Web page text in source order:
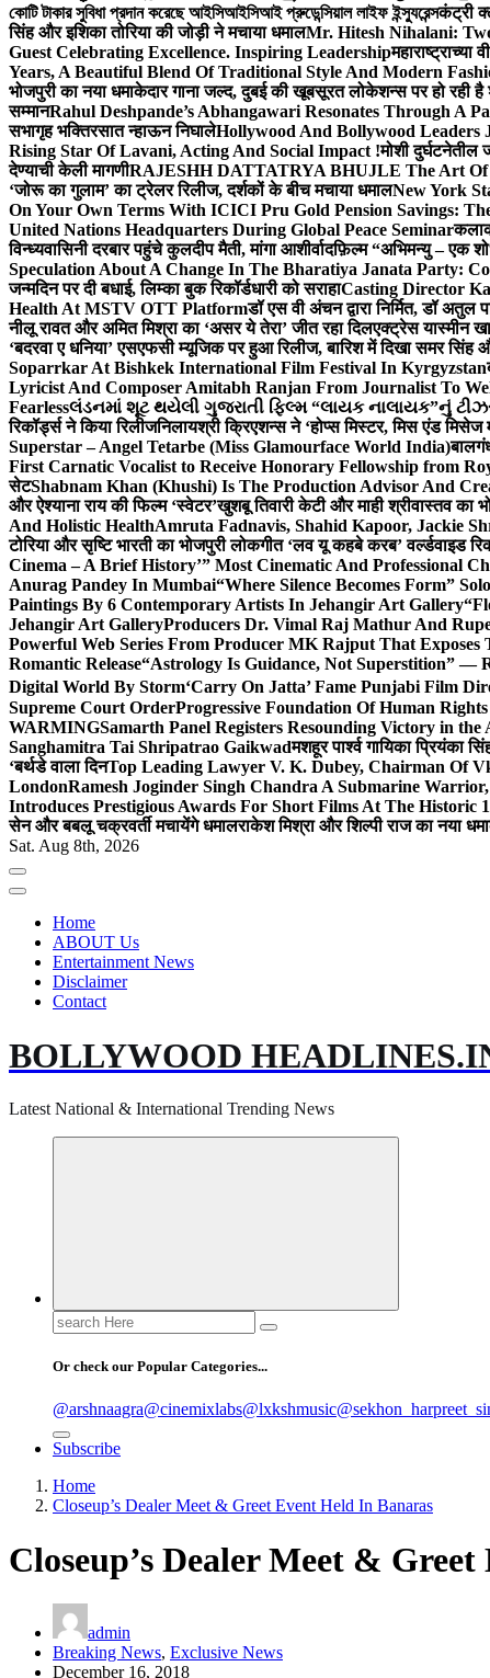
কোটি টাকার সুবিধা প্রদান করেছে আইসিআইসিআই প্রুডেন্সিয়াল লাইফ ইন্স্যুরেন্সकंट्री
सिंह और इशिका तोरिया की जोड़ी ने मचाया धमालMr. Hitesh Nihalani:
Guest Celebrating Excellence. Inspiring Leadership
Years, A Beautiful Blend Of Traditional Style And Modern
भोजपुरी का नया धमाकेदार गाना जल्द, दुबई की खूबसूरत लोकेशन्स पर हो रही है
सम्मानRahul Deshpande’s Abhangawari Resonates Through A
सभागृह भक्तिरसात न्हाऊन निघालेHollywood And Bollywood Leaders
Rising Star Of Lavani, Acting And Social Impact !मोशी
देण्याची केली मागणीRAJESHH DATTATRYA BHUJLE The Art Of
‘जोरू का गुलाम’ का ट्रेलर रिलीज, दर्शकों के बीच मचाया धमालNew York
On Your Own Terms With ICICI Pru Gold Pension Savings:
United Nations Headquarters During Global Peace Seminar
विन्ध्यवासिनी दरबार पहुंचे कुलदीप मैती, मांगा आशीर्वादफ़िल्म “अभिमन्यु – एक
Speculation About A Change In The Bharatiya Janata Party:
जन्मदिन पर दी बधाई, लिम्का बुक रिकॉर्डधारी को सराहाCasting Director
Health At MSTV OTT Platformडॉ एस वी अंचन द्वारा निर्मित, डॉ
नीलू रावत और अमित मिश्रा का ‘असर ये तेरा’ जीत रहा दिलएक्ट्रेस यास्मीन
‘बदरवा ए धनिया’ एसएफसी म्यूजिक पर हुआ रिलीज, बारिश में दिखा समर
Soparrkar At Bishkek International Film Festival In Kyrgyzstan
Lyricist And Composer Amitabh Ranjan From Journalist To
Fearlessલંડનમાં શૂટ થયેલી ગુજરાતી ફિલ્મ “લાયક નાલાયક”નું
रिकॉर्ड्स ने किया रिलीजनिलायश्री क्रिएशन्स ने ‘होप्स मिस्टर, मिस एंड मिसेज
Superstar – Angel Tetarbe (Miss Glamourface World India)
First Carnatic Vocalist to Receive Honorary Fellowship from
सेटShabnam Khan (Khushi) Is The Production Advisor And
और ऐश्याना राय की फिल्म ‘स्वेटर’खुशबू तिवारी केटी और माही श्रीवास्तव का
And Holistic HealthAmruta Fadnavis, Shahid Kapoor, Jackie
टोरिया और सृष्टि भारती का भोजपुरी लोकगीत ‘लव यू कहबे करब’ वर्ल्डवाइड
Cinema – A Brief History’” Most Cinematic And Professional
Anurag Pandey In Mumbai“Where Silence Becomes Form”
Paintings By 6 Contemporary Artists In Jehangir Art Gallery
Jehangir Art GalleryProducers Dr. Vimal Raj Mathur And
Powerful Web Series From Producer MK Rajput That
Romantic Release“Astrology Is Guidance, Not Superstition” —
Digital World By Storm‘Carry On Jatta’ Fame Punjabi Film
Supreme Court OrderProgressive Foundation Of Human
WARMINGSamarth Panel Registers Resounding Victory in
Sanghamitra Tai Shripatrao Gaikwadमशहूर पार्श्व गायिका प्रियंका
‘बर्थडे वाला दिनTop Leading Lawyer V. K. Dubey, Chairman Of
LondonRamesh Joginder Singh Chandra A Submarine
Introduces Prestigious Awards For Short Films At The Historic
सेन और बबलू चक्रवर्ती मचायेंगे धमालराकेश मिश्रा और शिल्पी राज का नया
Sat. Aug 8th, 2026
Home
ABOUT Us
Entertainment News
Disclaimer
Contact
BOLLYWOOD
Latest National & International Trending News
Search
for:
Or check our Popular Categories...
@arshnaagra@cinemixlabs@lxkshmusic
Subscribe
Home
Closeup’s Dealer Meet & Greet Event Held In Banaras
Closeup’s Dealer Meet &
admin
Breaking News, Exclusive News
December 16, 2018